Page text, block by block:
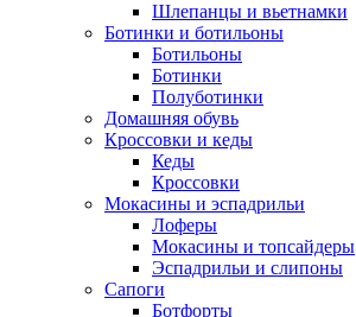
Шлепанцы и вьетнамки
Ботинки и ботильоны
Ботильоны
Ботинки
Полуботинки
Домашняя обувь
Кроссовки и кеды
Кеды
Кроссовки
Мокасины и эспадрильи
Лоферы
Мокасины и топсайдеры
Эспадрильи и слипоны
Сапоги
Ботфорты